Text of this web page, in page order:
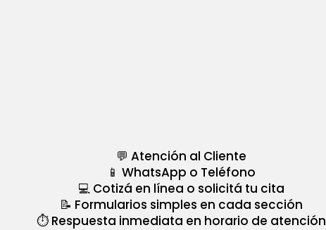
💬 Atención al Cliente
📱 WhatsApp o Teléfono
💻 Cotizá en línea o solicitá tu cita
📝 Formularios simples en cada sección
⏱️ Respuesta inmediata en horario de atención